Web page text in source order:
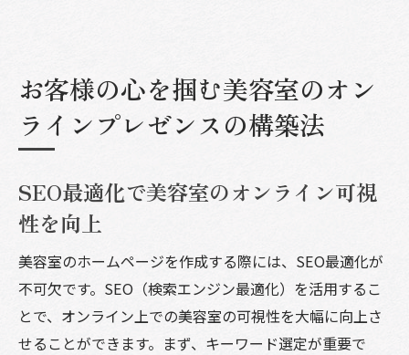
お客様の心を掴む美容室のオン
ラインプレゼンスの構築法
SEO最適化で美容室のオンライン可視
性を向上
美容室のホームページを作成する際には、SEO最適化が
不可欠です。SEO（検索エンジン最適化）を活用するこ
とで、オンライン上での美容室の可視性を大幅に向上さ
せることができます。まず、キーワード選定が重要で